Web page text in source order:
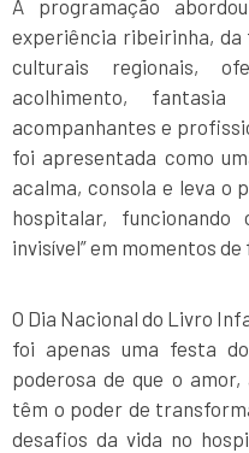
A programação
experiência ribeirinha, da
culturais regionais,
acolhimento,
acompanhantes e
foi apresentada como
acalma, consola e leva o
hospitalar, funcionando
invisível” em momentos de
O Dia Nacional do Livro
foi apenas uma festa
poderosa de que o
têm o poder de
desafios da vida no